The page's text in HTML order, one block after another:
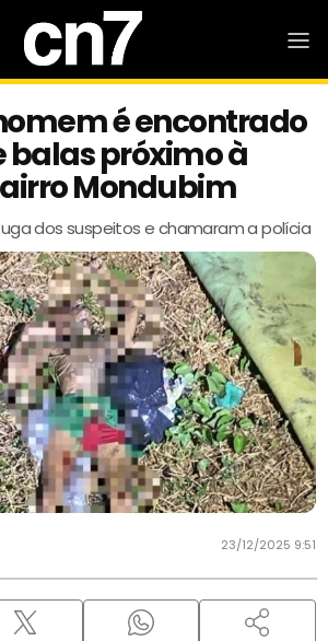
é encontrado
balas próximo à
Mondubim
dos suspeitos e chamaram a polícia
23/12/2025 9:51